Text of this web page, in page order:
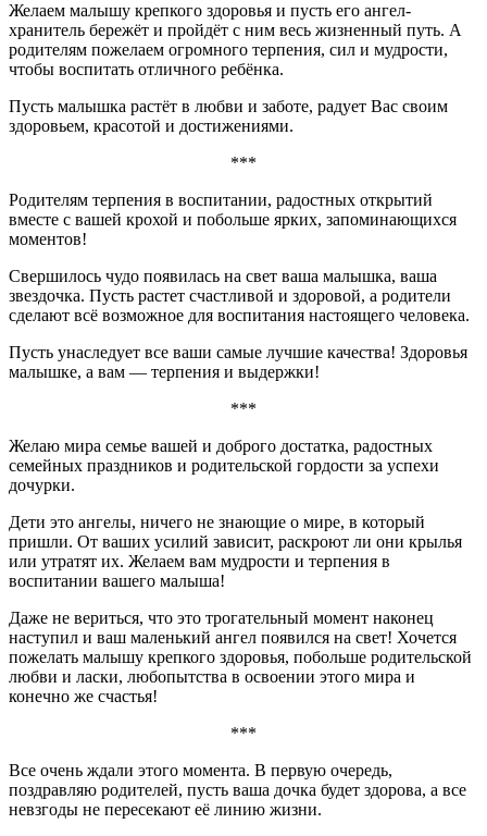
Желаем малышу крепкого здоровья и пусть его ангел-
хранитель бережёт и пройдёт с ним весь жизненный путь. А
родителям пожелаем огромного терпения, сил и мудрости,
чтобы воспитать отличного ребёнка.
Пусть малышка растёт в любви и заботе, радует Вас своим
здоровьем, красотой и достижениями.
***
Родителям терпения в воспитании, радостных открытий
вместе с вашей крохой и побольше ярких, запоминающихся
моментов!
Свершилось чудо появилась на свет ваша малышка, ваша
звездочка. Пусть растет счастливой и здоровой, а родители
сделают всё возможное для воспитания настоящего человека.
Пусть унаследует все ваши самые лучшие качества! Здоровья
малышке, а вам — терпения и выдержки!
***
Желаю мира семье вашей и доброго достатка, радостных
семейных праздников и родительской гордости за успехи
дочурки.
Дети это ангелы, ничего не знающие о мире, в который
пришли. От ваших усилий зависит, раскроют ли они крылья
или утратят их. Желаем вам мудрости и терпения в
воспитании вашего малыша!
Даже не вериться, что это трогательный момент наконец
наступил и ваш маленький ангел появился на свет! Хочется
пожелать малышу крепкого здоровья, побольше родительской
любви и ласки, любопытства в освоении этого мира и
конечно же счастья!
***
Все очень ждали этого момента. В первую очередь,
поздравляю родителей, пусть ваша дочка будет здорова, а все
невзгоды не пересекают её линию жизни.